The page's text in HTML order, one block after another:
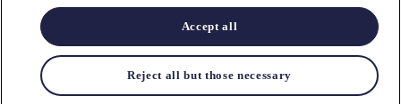
Política e privacidade
Política de cookies
Advertência Jurídica
Centro jurídico
Livro de reclamações
Accept all
Reject all but those necessary